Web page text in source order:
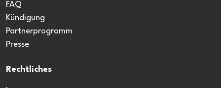
FAQ
Kündigung
Partnerprogramm
Presse
Rechtliches